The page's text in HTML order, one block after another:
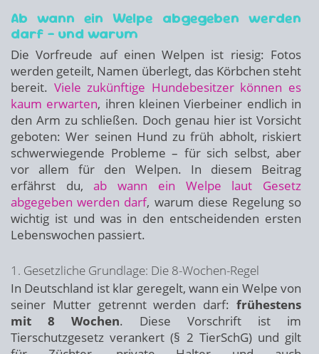
Ab wann ein Welpe abgegeben werden
darf – und warum
Die Vorfreude auf einen Welpen ist riesig: Fotos
werden geteilt, Namen überlegt, das Körbchen steht
bereit. Viele zukünftige Hundebesitzer können es
kaum erwarten, ihren kleinen Vierbeiner endlich in
den Arm zu schließen. Doch genau hier ist Vorsicht
geboten: Wer seinen Hund zu früh abholt, riskiert
schwerwiegende Probleme – für sich selbst, aber
vor allem für den Welpen. In diesem Beitrag
erfährst du,ab wann ein Welpe laut Gesetz
abgegeben werden darf, warum diese Regelung so
wichtig ist und was in den entscheidenden ersten
Lebenswochen passiert.
1. Gesetzliche Grundlage: Die 8-Wochen-Regel
In Deutschland ist klar geregelt, wann ein Welpe von
seiner Mutter getrennt werden darf: frühestens
mit 8 Wochen. Diese Vorschrift ist im
Tierschutzgesetz verankert (§ 2 TierSchG) und gilt